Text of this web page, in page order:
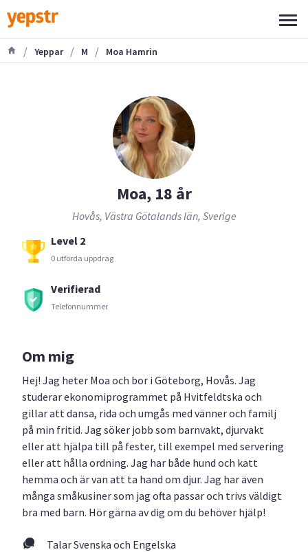
/ Yeppar / M / Moa Hamrin
Moa, 18 år
Hovås, Västra Götalands län, Sverige
Level 2
0 utförda uppdrag
Verifierad
Telefonnummer
Om mig
Hej! Jag heter Moa och bor i Göteborg, Hovås. Jag
studerar ekonomiprogrammet på Hvitfeldtska och
gillar att dansa, rida och umgås med vänner och familj
på min fritid. Jag söker jobb som barnvakt, djurvakt
eller att hjälpa till på fester, till exempel med servering
eller att hålla ordning. Jag har både hund och katt
hemma och är van att ta hand om djur. Jag har även
många småkusiner som jag ofta passar och trivs väldigt
bra med barn. Hör gärna av dig om du behöver hjälp!
Talar Svenska och Engelska